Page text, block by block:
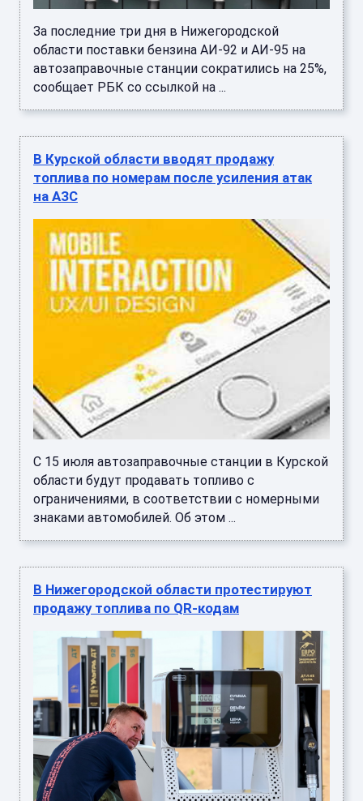
За последние три дня в Нижегородской
области поставки бензина АИ-92 и АИ-95 на
автозаправочные станции сократились на 25%,
сообщает РБК со ссылкой на ...
В Курской области вводят продажу
топлива по номерам после усиления атак
на АЗС
С 15 июля автозаправочные станции в Курской
области будут продавать топливо с
ограничениями, в соответствии с номерными
знаками автомобилей. Об этом ...
В Нижегородской области протестируют
продажу топлива по QR-кодам